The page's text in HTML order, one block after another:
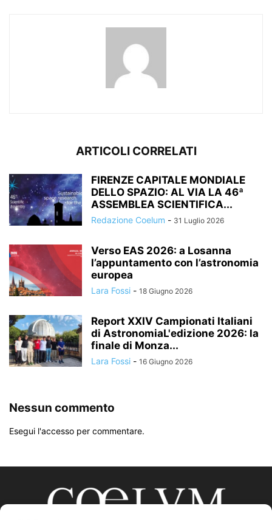
ARTICOLI CORRELATI
FIRENZE CAPITALE MONDIALE
DELLO SPAZIO: AL VIA LA 46ª
ASSEMBLEA SCIENTIFICA...
Redazione Coelum - 31 Luglio 2026
Verso EAS 2026: a Losanna
l’appuntamento con l’astronomia
europea
Lara Fossi - 18 Giugno 2026
Report XXIV Campionati Italiani
di AstronomiaL'edizione 2026: la
finale di Monza...
Lara Fossi - 16 Giugno 2026
Nessun commento
Esegui l'accesso per commentare.